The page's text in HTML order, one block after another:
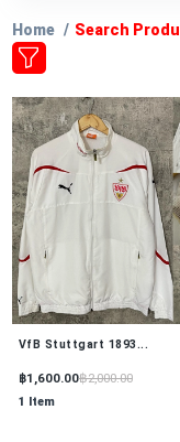
Home Search
VfB Stuttgart 1893...
฿1,600.00฿2,000.00
1 Item